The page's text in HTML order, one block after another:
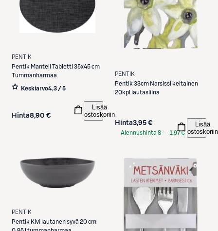
PENTIK
Pentik Manteli Tabletti 35x45 cm
Tummanharmaa
Keskiarvo4,3 / 5
Hinta8,90 €
Lisää
ostoskoriin
PENTIK
Pentik 33cm Narsissi keltainen
20kpl lautasliina
Hinta3,95 €
Alennushinta S-
1,97 €
Lisää
ostoskoriin
PENTIK
Pentik Kivi lautanen syvä 20 cm